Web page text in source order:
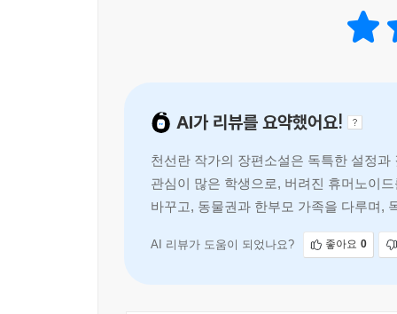
『천 개의 파랑』은 이렇듯 상처 입고 약한 이들
홀로 물방울처럼 울지 않게 말이다. 눈을 감았다
속도로 지나가는 풍경 속에서도 ‘있는 힘껏 고개
느린 걸음을 연습하는 작가의 태도는 믿음직
‘부서지고 다친 작은 존재들의 끈질긴 연대 너머
종을 넘어선 이들의 아름답고 찬란한 회복의 연대
AI가 리뷰를 요약했어요!
천선란 작가의 장편소설은 독특한 설정
관심이 많은 학생으로, 버려진 휴머노이
바꾸고, 동물권과 한부모 가족을 다루며,
AI 리뷰가 도움이 되었나요? 좋아요 0